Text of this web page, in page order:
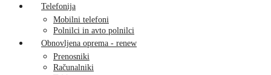
Telefonija
Mobilni telefoni
Polnilci in avto polnilci
Obnovljena oprema - renew
Prenosniki
Računalniki